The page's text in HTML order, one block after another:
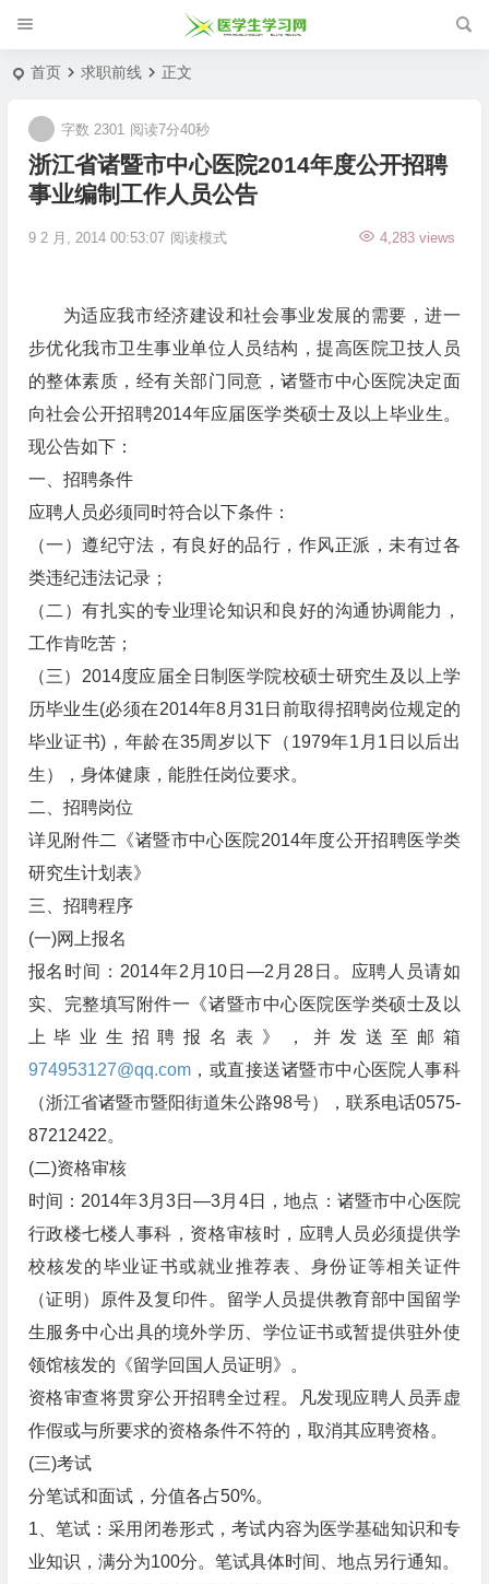
首页 求职前线 正文
浙江省诸暨市中心医院2014年度公开招聘
事业编制工作人员公告
9 2 月, 2014 00:53:07 4,283 views
字数 2301 阅读7分40秒
阅读模式
为适应我市经济建设和社会事业发展的需要，进一
步优化我市卫生事业单位人员结构，提高医院卫技人员
的整体素质，经有关部门同意，诸暨市中心医院决定面
向社会公开招聘2014年应届医学类硕士及以上毕业生。
现公告如下：
一、招聘条件
应聘人员必须同时符合以下条件：
（一）遵纪守法，有良好的品行，作风正派，未有过各
类违纪违法记录；
（二）有扎实的专业理论知识和良好的沟通协调能力，
工作肯吃苦；
（三）2014度应届全日制医学院校硕士研究生及以上学
历毕业生(必须在2014年8月31日前取得招聘岗位规定的
毕业证书)，年龄在35周岁以下（1979年1月1日以后出
生），身体健康，能胜任岗位要求。
二、招聘岗位
详见附件二《诸暨市中心医院2014年度公开招聘医学类
研究生计划表》
三、招聘程序
(一)网上报名
报名时间：2014年2月10日—2月28日。应聘人员请如
实、完整填写附件一《诸暨市中心医院医学类硕士及以
上毕业生招聘报名表》，并发送至邮箱
974953127@qq.com，或直接送诸暨市中心医院人事科
（浙江省诸暨市暨阳街道朱公路98号），联系电话0575-
87212422。
(二)资格审核
时间：2014年3月3日—3月4日，地点：诸暨市中心医院
行政楼七楼人事科，资格审核时，应聘人员必须提供学
校核发的毕业证书或就业推荐表、身份证等相关证件
（证明）原件及复印件。留学人员提供教育部中国留学
生服务中心出具的境外学历、学位证书或暂提供驻外使
领馆核发的《留学回国人员证明》。
资格审查将贯穿公开招聘全过程。凡发现应聘人员弄虚
作假或与所要求的资格条件不符的，取消其应聘资格。
(三)考试
分笔试和面试，分值各占50%。
1、笔试：采用闭卷形式，考试内容为医学基础知识和专
业知识，满分为100分。笔试具体时间、地点另行通知。